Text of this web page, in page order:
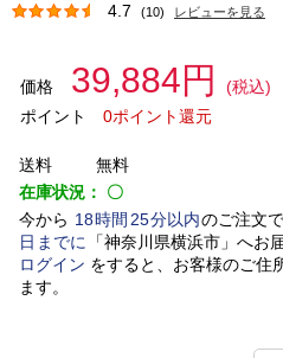
4.7 (10) レビューを見る
価格 39,884円
(税込)
ポイント
0ポイント還元
送料
無料
在庫状況： 〇
今から 18時間 25分以内のご注文
日 までに 「神奈川県横浜市」 へお
ログイン をすると、お客様のご住
ます。